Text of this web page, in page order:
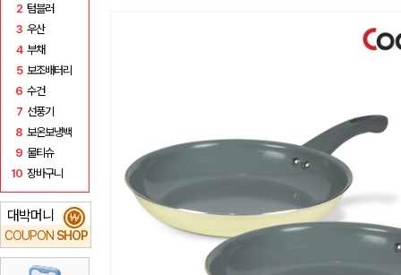
2 텀블러
3 우산
4 부채
5 보조배터리
6 수건
7 선풍기
8 보온보냉백
9 물티슈
10 장바구니
대박머니
COUPON SHOP
₩